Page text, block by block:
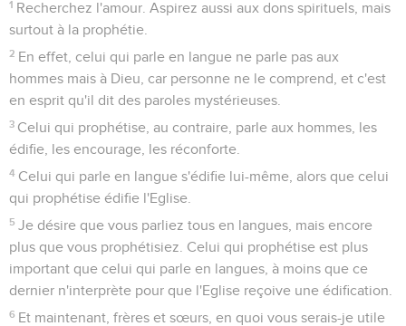
1 Recherchez l'amour. Aspirez aussi aux dons spirituels, mais
surtout à la prophétie.
2 En effet, celui qui parle en langue ne parle pas aux
hommes mais à Dieu, car personne ne le comprend, et c'est
en esprit qu'il dit des paroles mystérieuses.
3 Celui qui prophétise, au contraire, parle aux hommes, les
édifie, les encourage, les réconforte.
4 Celui qui parle en langue s'édifie lui-même, alors que celui
qui prophétise édifie l'Eglise.
5 Je désire que vous parliez tous en langues, mais encore
plus que vous prophétisiez. Celui qui prophétise est plus
important que celui qui parle en langues, à moins que ce
dernier n'interprète pour que l'Eglise reçoive une édification.
6 Et maintenant, frères et sœurs, en quoi vous serais-je utile